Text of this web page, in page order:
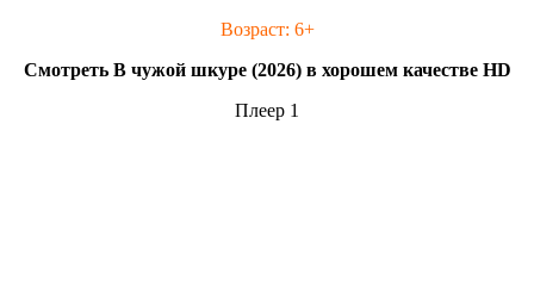
Возраст: 6+
Смотреть В чужой шкуре (2026) в хорошем качестве HD
Плеер 1